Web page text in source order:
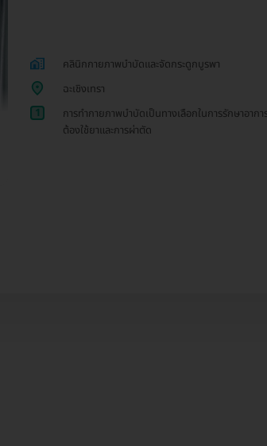
คลินิกกายภาพบำบัดและจัดกระดูกบูรพา
ฉะเชิงเทรา
1
การทำกายภาพบำบัดเป็นทางเลือกในการรักษาอาก
ต้องใช้ยาและการผ่าตัด